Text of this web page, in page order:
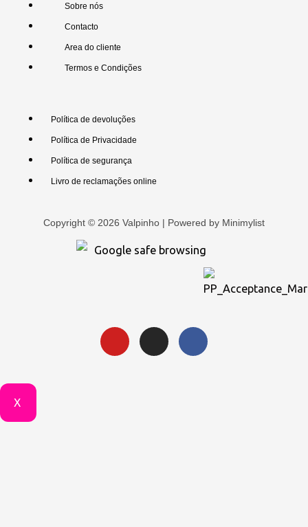
Sobre nós
Contacto
Area do cliente
Termos e Condições
Política de devoluções
Política de Privacidade
Política de segurança
Livro de reclamações online
Copyright © 2026 Valpinho | Powered by Minimylist
X